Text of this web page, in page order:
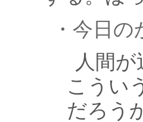
・今日
人間
こうい
だろう